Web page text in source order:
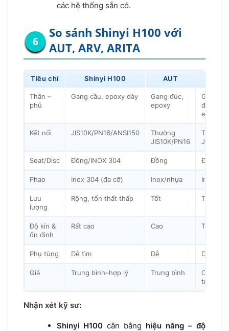
các hệ thống sẵn có.
So sánh Shinyi H100 với
AUT, ARV, ARITA
Tiêu chí Shinyi H100 AUT
Thân –
phủ
Gang cầu, epoxy dày
Gang đúc,
epoxy
Gang
đúc,
epoxy
Kết nối JIS10K/PN16/ANSI150
Thường
JIS10K/PN16
Thường
JIS10K
Seat/Disc Đồng/INOX 304 Đồng Đồng
Phao Inox 304 (đa cỡ) Inox/nhựa Inox
Lưu
lượng
Rộng, tổn thất thấp Tốt TB–Tốt
Độ kín &
ổn định
Rất cao Cao TB–Cao
Phụ tùng Dễ tìm Dễ Dễ
Giá Trung bình–hợp lý Trung bình
Cạnh
tranh
Nhận xét kỹ sư:
Shinyi H100 cân bằng hiệu năng – độ